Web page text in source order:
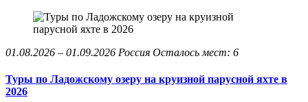
01.08.2026 – 01.09.2026 Россия Осталось мест: 6
Туры по Ладожскому озеру на круизной парусной яхте в
2026